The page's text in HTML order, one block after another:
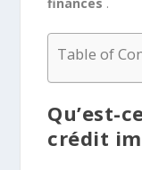
Table of
Qu’est-
crédit